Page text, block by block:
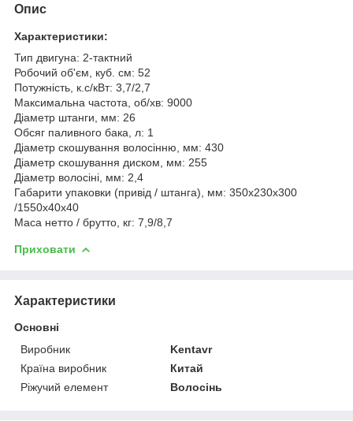
Опис
Характеристики:
Тип двигуна: 2-тактний
Робочий об'єм, куб. см: 52
Потужність, к.с/кВт: 3,7/2,7
Максимальна частота, об/хв: 9000
Діаметр штанги, мм: 26
Обсяг паливного бака, л: 1
Діаметр скошування волосінню, мм: 430
Діаметр скошування диском, мм: 255
Діаметр волосіні, мм: 2,4
Габарити упаковки (привід / штанга), мм: 350x230x300
/1550x40x40
Маса нетто / брутто, кг: 7,9/8,7
Приховати
Характеристики
Основні
Виробник
Kentavr
Країна виробник
Китай
Ріжучий елемент
Волосінь